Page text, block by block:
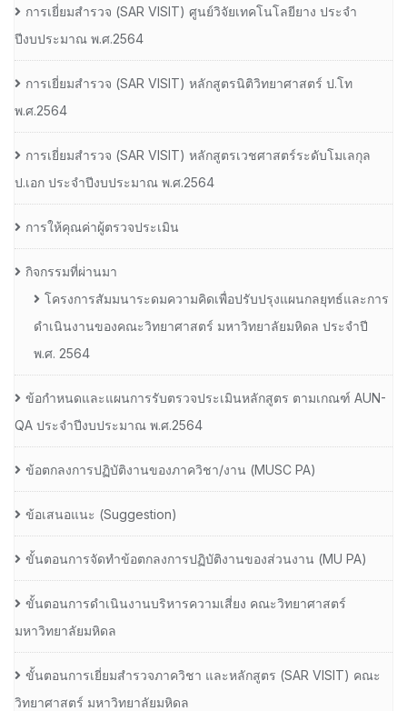
การเยี่ยมสํารวจ (SAR VISIT) ศูนย์วิจัยเทคโนโลยียาง ประจํา
ปีงบประมาณ พ.ศ.2564
การเยี่ยมสํารวจ (SAR VISIT) หลักสูตรนิติวิทยาศาสตร์ ป.โท
พ.ศ.2564
การเยี่ยมสํารวจ (SAR VISIT) หลักสูตรเวชศาสตร์ระดับโมเลกุล
ป.เอก ประจําปีงบประมาณ พ.ศ.2564
การให้คุณค่าผู้ตรวจประเมิน
กิจกรรมที่ผ่านมา
โครงการสัมมนาระดมความคิดเพื่อปรับปรุงแผนกลยุทธ์และการ
ดำเนินงานของคณะวิทยาศาสตร์ มหาวิทยาลัยมหิดล ประจำปี
พ.ศ. 2564
ข้อกำหนดและแผนการรับตรวจประเมินหลักสูตร ตามเกณฑ์ AUN-
QA ประจำปีงบประมาณ พ.ศ.2564
ข้อตกลงการปฏิบัติงานของภาควิชา/งาน (MUSC PA)
ข้อเสนอแนะ (Suggestion)
ขั้นตอนการจัดทำข้อตกลงการปฏิบัติงานของส่วนงาน (MU PA)
ขั้นตอนการดำเนินงานบริหารความเสี่ยง คณะวิทยาศาสตร์
มหาวิทยาลัยมหิดล
ขั้นตอนการเยี่ยมสำรวจภาควิชา และหลักสูตร (SAR VISIT) คณะ
วิทยาศาสตร์ มหาวิทยาลัยมหิดล